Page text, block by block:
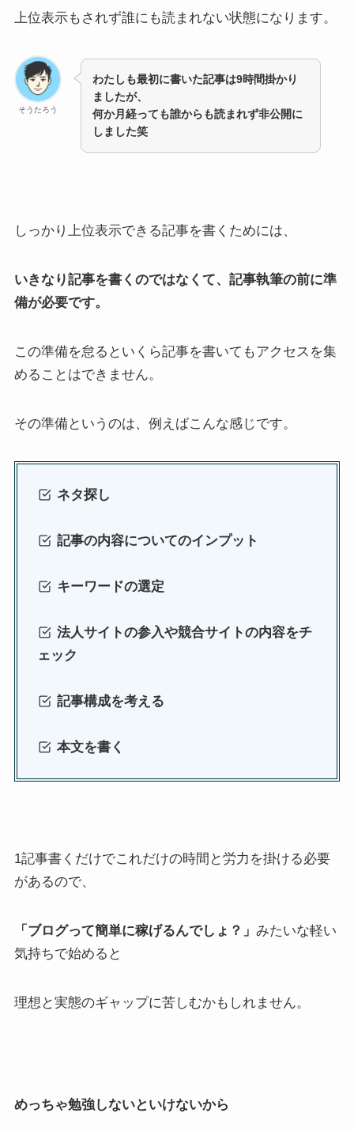
上位表示もされず誰にも読まれない状態になります。
そうたろう
わたしも最初に書いた記事は9時間掛かり
ましたが、
何か月経っても誰からも読まれず非公開に
しました笑
しっかり上位表示できる記事を書くためには、
いきなり記事を書くのではなくて、記事執筆の前に準
備が必要です。
この準備を怠るといくら記事を書いてもアクセスを集
めることはできません。
その準備というのは、例えばこんな感じです。
ネタ探し
記事の内容についてのインプット
キーワードの選定
法人サイトの参入や競合サイトの内容をチ
ェック
記事構成を考える
本文を書く
1記事書くだけでこれだけの時間と労力を掛ける必要
があるので、
「ブログって簡単に稼げるんでしょ？」 みたいな軽い
気持ちで始めると
理想と実態のギャップに苦しむかもしれません。
めっちゃ勉強しないといけないから